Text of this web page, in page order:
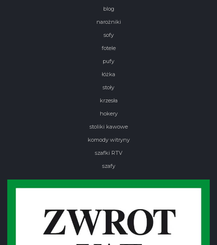
blog
narożniki
sofy
fotele
pufy
łóżka
stoły
krzesła
hokery
stoliki kawowe
komody witryny
szafki RTV
szafy